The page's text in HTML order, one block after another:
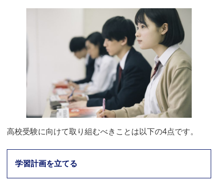
高校受験に向けて取り組むべきことは以下の4点です。
学習計画を立てる